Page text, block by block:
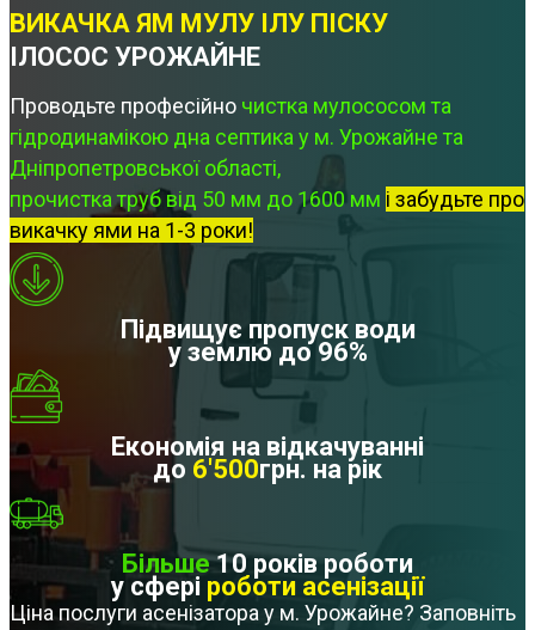
ВИКАЧКА ЯМ МУЛУ ІЛУ ПІСКУ
ІЛОСОС УРОЖАЙНЕ
Проводьте професійно чистка мулососом та
гідродинамікою дна септика у м. Урожайне та
Дніпропетровської області,
прочистка труб від 50 мм до 1600 мм і забудьте про
викачку ями на 1-3 роки!
Підвищує пропуск води
у землю до 96%
Економія на відкачуванні
до 6'500грн. на рік
Більше10 років роботи
у сфері роботи асенізації
Ціна послуги асенізатора у м. Урожайне? Заповніть